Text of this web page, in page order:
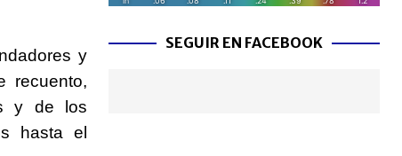
y
recuento,
y de los
hasta el
SEGUIR EN FACEBOOK